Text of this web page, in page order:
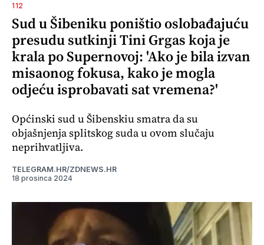
112
Sud u Šibeniku poništio oslobađajuću
presudu sutkinji Tini Grgas koja je
krala po Supernovoj: 'Ako je bila izvan
misaonog fokusa, kako je mogla
odjeću isprobavati sat vremena?'
Općinski sud u Šibenskiu smatra da su
objašnjenja splitskog suda u ovom slučaju
neprihvatljiva.
TELEGRAM.HR/ZDNEWS.HR
18 prosinca 2024